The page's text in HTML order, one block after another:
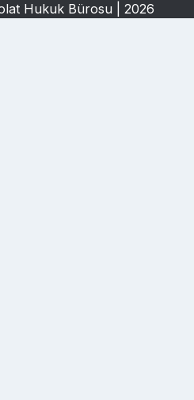
Hukuk Bürosu | 2026